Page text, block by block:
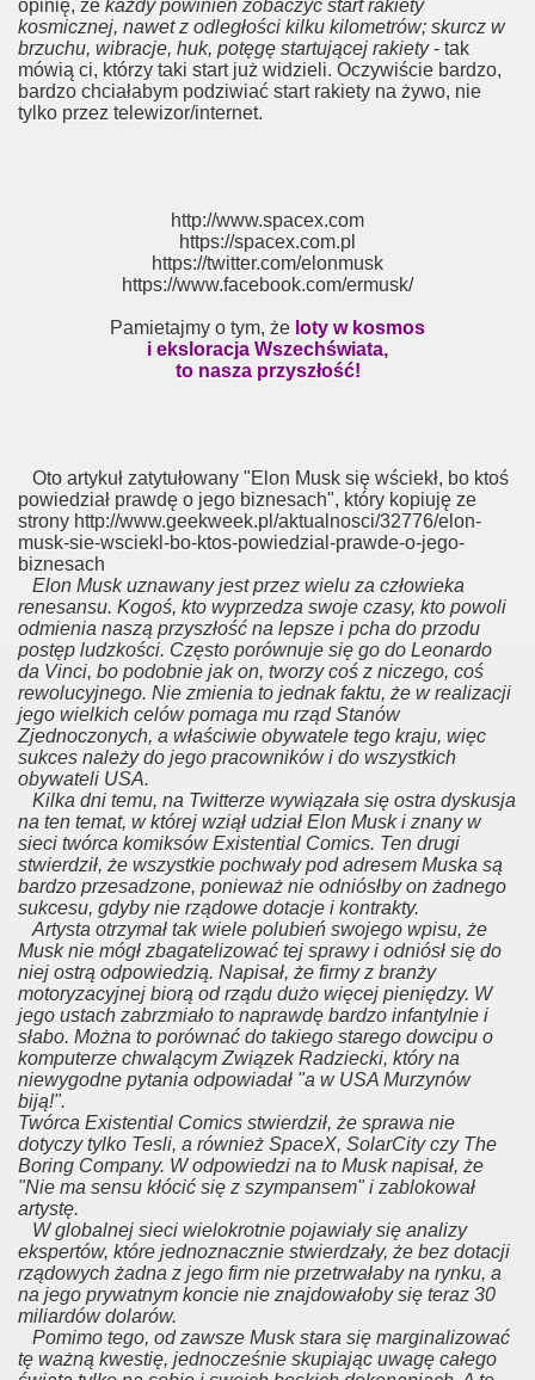
opinię, że każdy powinien zobaczyć start rakiety
kosmicznej, nawet z odległości kilku kilometrów; skurcz w
brzuchu, wibracje, huk, potęgę startującej rakiety- tak
mówią ci, którzy taki start już widzieli. Oczywiście bardzo,
bardzo chciałabym podziwiać start rakiety na żywo, nie
tylko przez telewizor/internet.
http://www.spacex.com
https://spacex.com.pl
https://twitter.com/elonmusk
https://www.facebook.com/ermusk/
Pamietajmy o tym, że loty w kosmos
i eksloracja Wszechświata,
to nasza przyszłość!
Oto artykuł zatytułowany "Elon Musk się wściekł, bo ktoś
powiedział prawdę o jego biznesach", który kopiuję ze
strony http://www.geekweek.pl/aktualnosci/32776/elon-
musk-sie-wsciekl-bo-ktos-powiedzial-prawde-o-jego-
biznesach
Elon Musk uznawany jest przez wielu za człowieka
renesansu. Kogoś, kto wyprzedza swoje czasy, kto powoli
odmienia naszą przyszłość na lepsze i pcha do przodu
postęp ludzkości. Często porównuje się go do Leonardo
da Vinci, bo podobnie jak on, tworzy coś z niczego, coś
rewolucyjnego. Nie zmienia to jednak faktu, że w realizacji
jego wielkich celów pomaga mu rząd Stanów
Zjednoczonych, a właściwie obywatele tego kraju, więc
sukces należy do jego pracowników i do wszystkich
obywateli USA.
Kilka dni temu, na Twitterze wywiązała się ostra dyskusja
na ten temat, w której wziął udział Elon Musk i znany w
sieci twórca komiksów Existential Comics. Ten drugi
stwierdził, że wszystkie pochwały pod adresem Muska są
bardzo przesadzone, ponieważ nie odniósłby on żadnego
sukcesu, gdyby nie rządowe dotacje i kontrakty.
Artysta otrzymał tak wiele polubień swojego wpisu, że
Musk nie mógł zbagatelizować tej sprawy i odniósł się do
niej ostrą odpowiedzią. Napisał, że firmy z branży
motoryzacyjnej biorą od rządu dużo więcej pieniędzy. W
jego ustach zabrzmiało to naprawdę bardzo infantylnie i
słabo. Można to porównać do takiego starego dowcipu o
komputerze chwalącym Związek Radziecki, który na
niewygodne pytania odpowiadał "a w USA Murzynów
biją!".
Twórca Existential Comics stwierdził, że sprawa nie
dotyczy tylko Tesli, a również SpaceX, SolarCity czy The
Boring Company. W odpowiedzi na to Musk napisał, że
"Nie ma sensu kłócić się z szympansem" i zablokował
artystę.
W globalnej sieci wielokrotnie pojawiały się analizy
ekspertów, które jednoznacznie stwierdzały, że bez dotacji
rządowych żadna z jego firm nie przetrwałaby na rynku, a
na jego prywatnym koncie nie znajdowałoby się teraz 30
miliardów dolarów.
Pomimo tego, od zawsze Musk stara się marginalizować
tę ważną kwestię, jednocześnie skupiając uwagę całego